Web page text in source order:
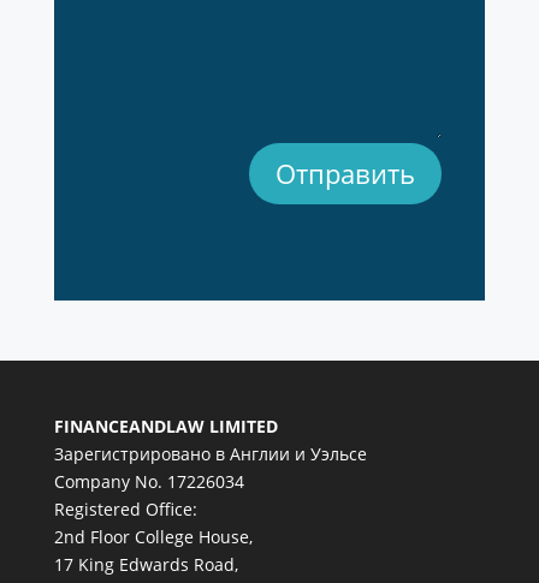
Отправить
FINANCEANDLAW LIMITED
Зарегистрировано в Англии и Уэльсе
Company No. 17226034
Registered Office:
2nd Floor College House,
17 King Edwards Road,